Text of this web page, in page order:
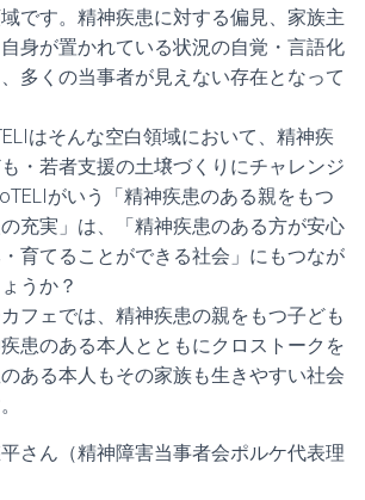
です。精神疾患に対する偏見、家族主
身が置かれている状況の自覚・言語化
多くの当事者が見えない存在となって
はそんな空白領域において、精神疾
・若者支援の土壌づくりにチャレンジ
がいう「精神疾患のある親をもつ
充実」は、「精神疾患のある方が安心
育てることができる社会」にもつなが
うか？
フェでは、精神疾患の親をもつ子ども
患のある本人とともにクロストークを
ある本人もその家族も生きやすい社会
平さん（精神障害当事者会ポルケ代表理